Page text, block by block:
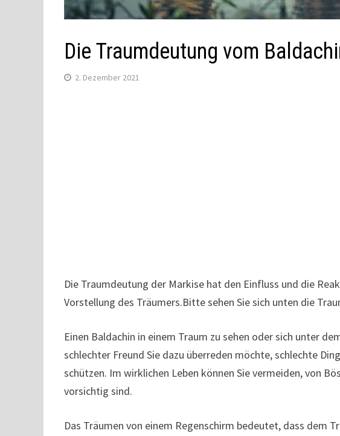
Die Traumdeutung vom
2. Dezember 2021
Die Traumdeutung der Markise hat den Einfluss und die
Vorstellung des Träumers.Bitte sehen Sie sich unten die
Einen Baldachin in einem Traum zu sehen oder sich unter
schlechter Freund Sie dazu überreden möchte, schlechte
schützen. Im wirklichen Leben können Sie vermeiden, von
vorsichtig sind.
Das Träumen von einem Regenschirm bedeutet, dass dem